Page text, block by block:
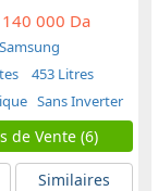
140 000 Da
Samsung
453 Litres
Sans Inverter
de Vente (6)
Similaires